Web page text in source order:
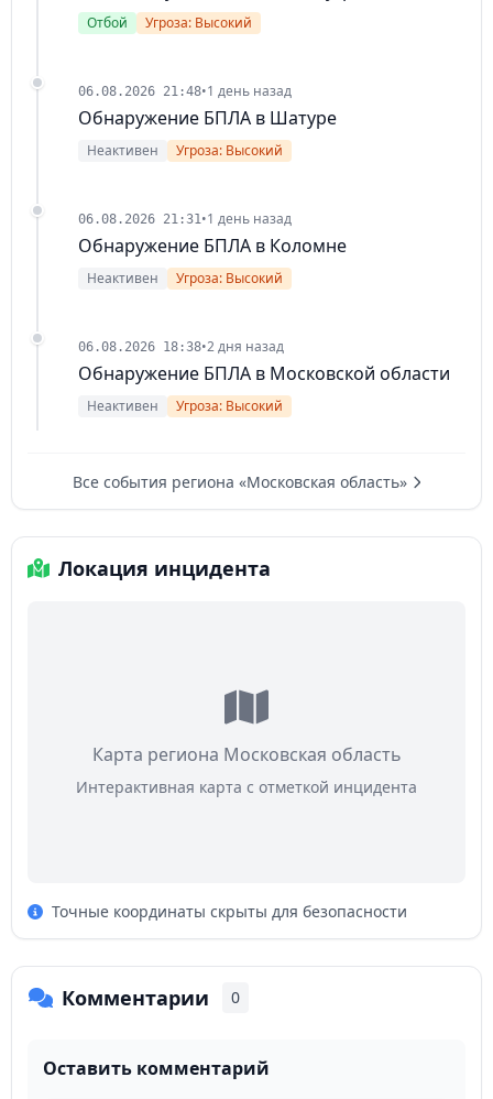
Отбой Угроза: Высокий
06.08.2026 21:48•1 день назад
Обнаружение БПЛА в Шатуре
Неактивен Угроза: Высокий
06.08.2026 21:31•1 день назад
Обнаружение БПЛА в Коломне
Неактивен Угроза: Высокий
06.08.2026 18:38•2 дня назад
Обнаружение БПЛА в Московской области
Неактивен Угроза: Высокий
Все события региона «Московская область»
Локация инцидента
Карта региона Московская область
Интерактивная карта с отметкой инцидента
Точные координаты скрыты для безопасности
Комментарии 0
Оставить комментарий